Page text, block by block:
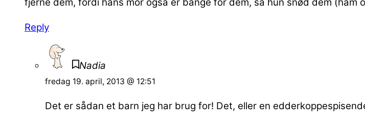
Reply
Nadia
fredag 19. april, 2013 @ 12:51
Det er sådan et barn jeg har brug for! Det, eller en